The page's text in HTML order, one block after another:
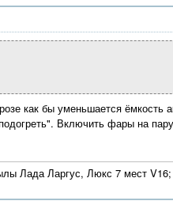
как бы уменьшается ёмкость
Включить фары на
Лада Ларгус, Люкс 7 мест